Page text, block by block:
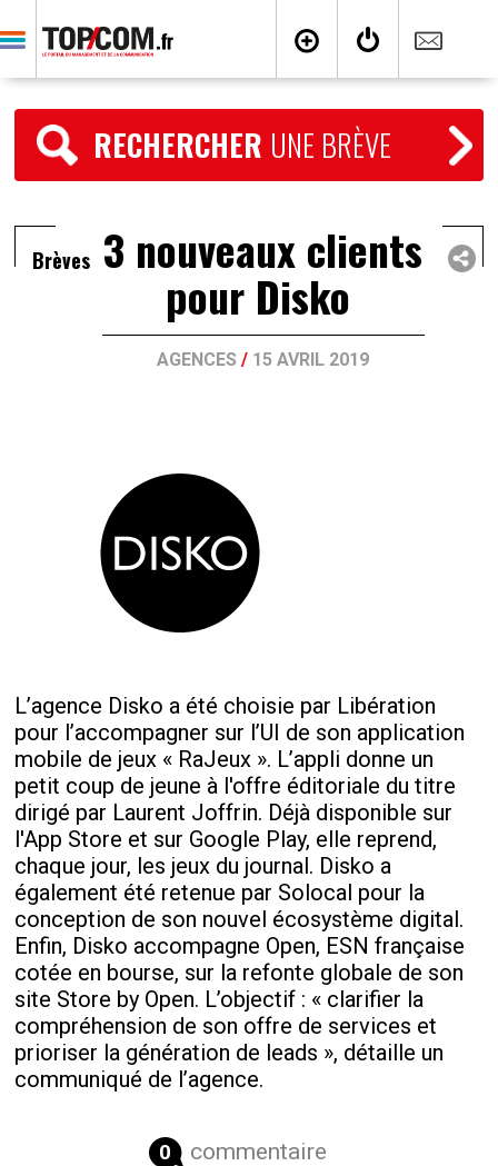
RECHERCHER UNE BRÈVE
Brèves 3 nouveaux clients
pour Disko
AGENCES / 15 AVRIL 2019
L’agence Disko a été choisie par Libération
pour l’accompagner sur l’UI de son application
mobile de jeux « RaJeux ». L’appli donne un
petit coup de jeune à l'offre éditoriale du titre
dirigé par Laurent Joffrin. Déjà disponible sur
l'App Store et sur Google Play, elle reprend,
chaque jour, les jeux du journal. Disko a
également été retenue par Solocal pour la
conception de son nouvel écosystème digital.
Enfin, Disko accompagne Open, ESN française
cotée en bourse, sur la refonte globale de son
site Store by Open. L’objectif : « clarifier la
compréhension de son offre de services et
prioriser la génération de leads », détaille un
communiqué de l’agence.
0 commentaire